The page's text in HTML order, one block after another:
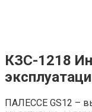
КЗС-1218
ПАЛЕССЕ GS12 –